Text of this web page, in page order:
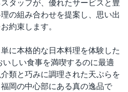
タッフが、優れたサービスと豊
の組み合わせを提案し、思い出
約束します。
に本格的な日本料理を体験した
しい食事を満喫するのに最適
類と巧みに調理された天ぷらを
岡の中心部にある真の逸品で